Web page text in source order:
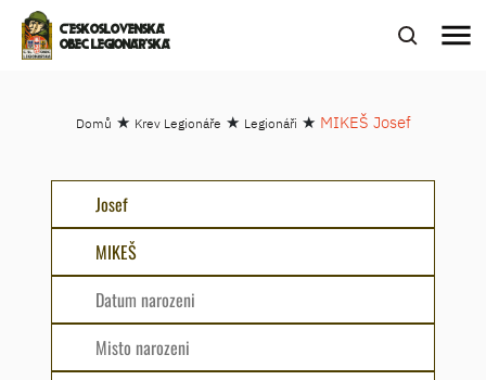
ČESKOSLOVENSKÁ
OBEC LEGIONÁŘSKÁ
menu
Domů ★ Krev Legionáře ★ Legionáři ★ MIKEŠ Josef